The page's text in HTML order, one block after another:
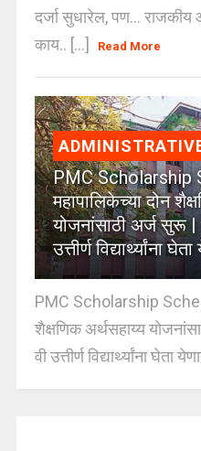
दर्जा सुधारेल, पण…
काय.. [...]
Read More
PMC Scholarship
महापालिकेच्या दोन
योजनांसाठी अर्ज सुरू
उत्तीर्ण विद्यार्थ्यांना
PMC Scholarship
शैक्षणिक अर्थसहाय्य
वी उत्तीर्ण विद्यार्थ्यांना घेता